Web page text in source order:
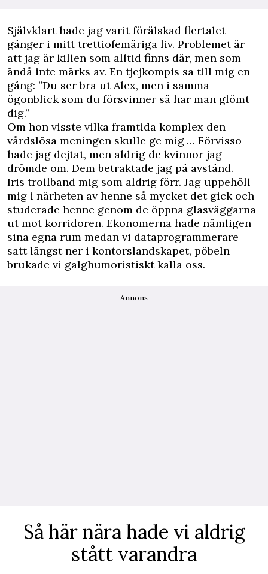
Självklart hade jag varit förälskad flertalet
gånger i mitt trettiofemåriga liv. Problemet är
att jag är killen som alltid finns där, men som
ändå inte märks av. En tjejkompis sa till mig en
gång: ”Du ser bra ut Alex, men i samma
ögonblick som du försvinner så har man glömt
dig.”
Om hon visste vilka framtida komplex den
vårdslösa meningen skulle ge mig … Förvisso
hade jag dejtat, men aldrig de kvinnor jag
drömde om. Dem betraktade jag på avstånd.
Iris trollband mig som aldrig förr. Jag uppehöll
mig i närheten av henne så mycket det gick och
studerade henne genom de öppna glasväggarna
ut mot korridoren. Ekonomerna hade nämligen
sina egna rum medan vi dataprogrammerare
satt längst ner i kontorslandskapet, pöbeln
brukade vi galghumoristiskt kalla oss.
Annons
Så här nära hade vi aldrig
stått varandra